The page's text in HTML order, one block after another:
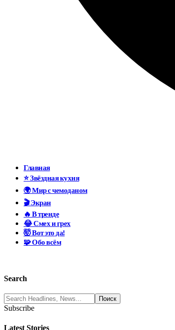
Главная
⭐ Звёздная кухня
🌍 Мир с чемоданом
🎬 Экран
🔥 В тренде
😂 Смех и грех
🤯 Вот это да!
🧩 Обо всём
Search
Subscribe
Latest Stories